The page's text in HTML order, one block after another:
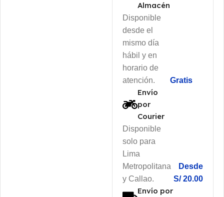
Almacén
Disponible
desde el
mismo día
hábil y en
horario de
atención.
Gratis
Envío
por
Courier
Disponible
solo para
Lima
Metropolitana
y Callao.
Desde
S/ 20.00
Envío por